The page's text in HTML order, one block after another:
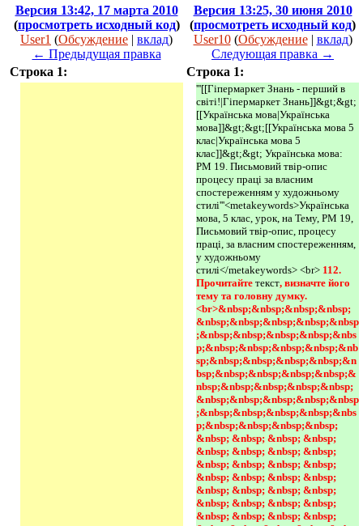
Версия 13:42, 17 марта 2010
(просмотреть исходный код)
User1 (Обсуждение | вклад)
← Предыдущая правка
Версия 13:25, 30 июня 2010
(просмотреть исходный код)
User10 (Обсуждение| вклад)
Следующая правка →
Строка 1:
Строка 1:
'''[[Гіпермаркет Знань - перший в
світі!|Гіпермаркет Знань]]&gt;&gt;
[[Українська мова|Українська
мова]]&gt;&gt;[[Українська мова 5
клас|Українська мова 5
клас]]&gt;&gt; Українська мова:
РМ 19. Письмовий твір-опис
процесу праці за власним
спостереженням у художньому
стилі'''<metakeywords>Українська
мова, 5 клас, урок, на Тему, РМ 19,
Письмовий твір-опис, процесу
праці, за власним спостереженням,
у художньому
стилі</metakeywords> <br> 112.
Прочитайте текст, визначте його
тему та головну думку.
<br>&nbsp;&nbsp;&nbsp;&nbsp;
&nbsp;&nbsp;&nbsp;&nbsp;&nbsp
;&nbsp;&nbsp;&nbsp;&nbsp;&nbs
p;&nbsp;&nbsp;&nbsp;&nbsp;&nb
sp;&nbsp;&nbsp;&nbsp;&nbsp;&n
bsp;&nbsp;&nbsp;&nbsp;&nbsp;&
nbsp;&nbsp;&nbsp;&nbsp;&nbsp;
&nbsp;&nbsp;&nbsp;&nbsp;&nbsp
;&nbsp;&nbsp;&nbsp;&nbsp;&nbs
p;&nbsp;&nbsp;&nbsp;&nbsp;
&nbsp; &nbsp; &nbsp; &nbsp;
&nbsp; &nbsp; &nbsp; &nbsp;
&nbsp; &nbsp; &nbsp; &nbsp;
&nbsp; &nbsp; &nbsp; &nbsp;
&nbsp; &nbsp; &nbsp; &nbsp;
&nbsp; &nbsp; &nbsp; &nbsp;
&nbsp; &nbsp; &nbsp; &nbsp;